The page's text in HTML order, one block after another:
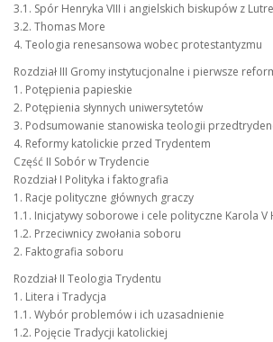
3.1. Spór Henryka VIII i angielskich biskupów z
3.2. Thomas More
4. Teologia renesansowa wobec protestantyzmu
Rozdział III Gromy instytucjonalne i pierwsze
1. Potępienia papieskie
2. Potępienia słynnych uniwersytetów
3. Podsumowanie stanowiska teologii
4. Reformy katolickie przed Trydentem
Część II Sobór w Trydencie
Rozdział I Polityka i faktografia
1. Racje polityczne głównych graczy
1.1. Inicjatywy soborowe i cele polityczne Karola V
1.2. Przeciwnicy zwołania soboru
2. Faktografia soboru
Rozdział II Teologia Trydentu
1. Litera i Tradycja
1.1. Wybór problemów i ich uzasadnienie
1.2. Pojęcie Tradycji katolickiej